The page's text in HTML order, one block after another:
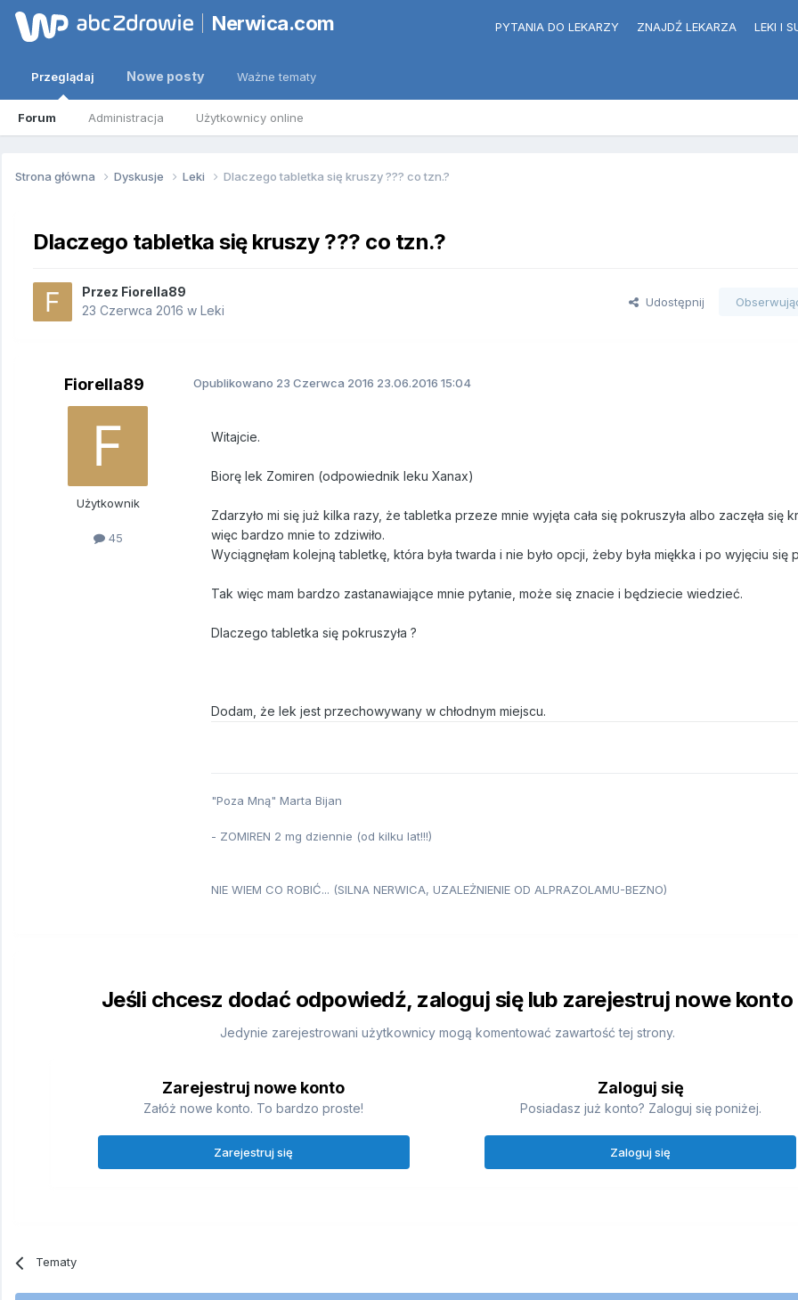
Nerwica.com PYTANIA DO LEKARZY ZNAJDŹ LEKARZA LEKI I
Przeglądaj
Forum Administracja Użytkownicy online
Nowe posty Ważne tematy
Strona główna Dyskusje Leki Dlaczego tabletka się kruszy ??? co tzn.?
Dlaczego tabletka się kruszy ??? co tzn.?
Przez Fiorella89
23 Czerwca 2016 w Leki
Udostępnij
Fiorella89
Użytkownik
45
Opublikowano 23 Czerwca 2016 23.06.2016 15:04
Witajcie.
Biorę lek Zomiren (odpowiednik leku Xanax)
Zdarzyło mi się już kilka razy, że tabletka przeze mnie wyjęta cała się pokruszyła albo zaczęła się
więc bardzo mnie to zdziwiło.
Wyciągnęłam kolejną tabletkę, która była twarda i nie było opcji, żeby była miękka i po wyjęciu się
Tak więc mam bardzo zastanawiające mnie pytanie, może się znacie i będziecie wiedzieć.
Dlaczego tabletka się pokruszyła ?
Dodam, że lek jest przechowywany w chłodnym miejscu.
"Poza Mną" Marta Bijan
- ZOMIREN 2 mg dziennie (od kilku lat!!!)
NIE WIEM CO ROBIĆ... (SILNA NERWICA, UZALEŻNIENIE OD ALPRAZOLAMU-BEZNO)
Jeśli chcesz dodać odpowiedź, zaloguj się lub zarejestruj nowe konto
Jedynie zarejestrowani użytkownicy mogą komentować zawartość tej strony.
Zarejestruj nowe konto
Załóż nowe konto. To bardzo proste!
Zarejestruj się
Zaloguj się
Posiadasz już konto? Zaloguj się poniżej.
Zaloguj się
Tematy